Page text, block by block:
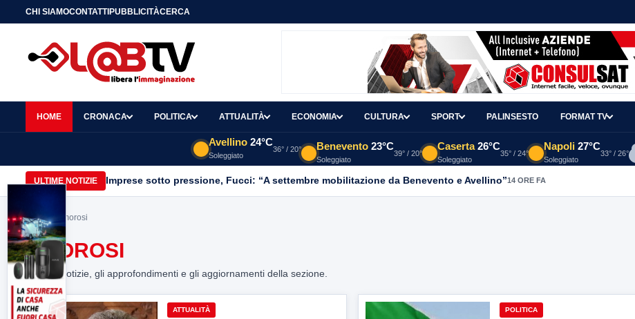
CHI SIAMOCONTATTIPUBBLICITÀCERCA
HOME CRONACA POLITICA ATTUALITÀ ECONOMIA CULTURA SPORT PALINSESTO FORMAT TV
Avellino 24°C
Soleggiato
36° / 20° Benevento 23°C
Soleggiato
39° / 20°
Caserta 26°C
Soleggiato
35° / 24°
Napoli 27°C
Soleggiato
33° / 26°
ULTIME NOTIZIE Imprese sotto pressione, Fucci: “A settembre mobilitazione da Benevento e Avellino”14 ORE FA
Home> amorosi
AMOROSI
Tutte le notizie, gli approfondimenti e gli aggiornamenti della sezione.
ATTUALITÀ POLITICA